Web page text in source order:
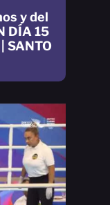
y del
DÍA 15
SANTO